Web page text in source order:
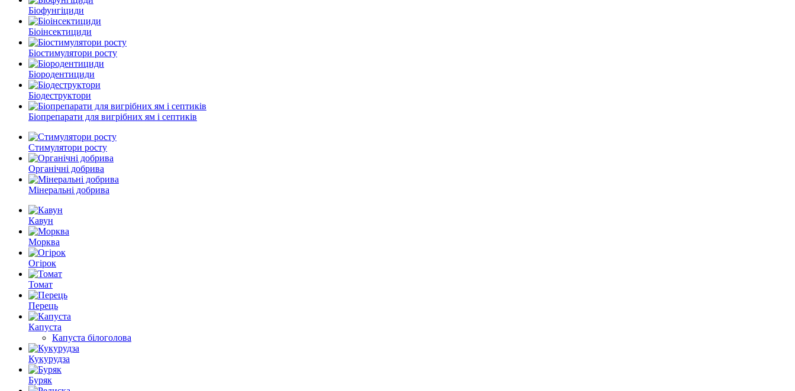
Біофунгіциди
Біоінсектициди
Біостимулятори росту
Біородентициди
Біодеструктори
Біопрепарати для вигрібних ям і септиків
Стимулятори росту
Органічні добрива
Мінеральні добрива
Кавун
Морква
Огірок
Томат
Перець
Капуста
Капуста білоголова
Кукурудза
Буряк